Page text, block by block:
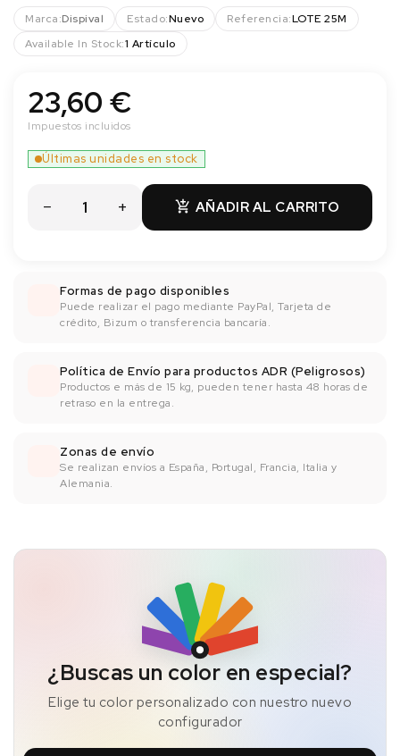
Marca:Dispival Estado:Nuevo Referencia:LOTE 25M
Available In Stock:1 Artículo
23,60 €
Impuestos incluidos
 AÑADIR AL CARRITO
Últimas unidades en stock
Formas de pago disponibles
Puede realizar el pago mediante PayPal, Tarjeta de
crédito, Bizum o transferencia bancaría.
Política de Envío para productos ADR (Peligrosos)
Productos e más de 15 kg, pueden tener hasta 48 horas de
retraso en la entrega.
Zonas de envío
Se realizan envíos a España, Portugal, Francia, Italia y
Alemania.
¿Buscas un color en especial?
Elige tu color personalizado con nuestro nuevo
configurador